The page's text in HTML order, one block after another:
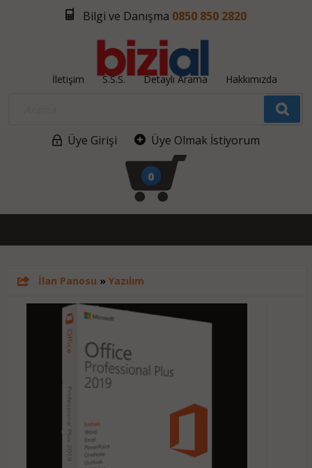
Bilgi ve Danışma 0850 850 2820
İletişim S.S.S. Detaylı Arama Hakkımızda
Üye Girişi Üye Olmak İstiyorum
0
İlan Panosu » Yazılım